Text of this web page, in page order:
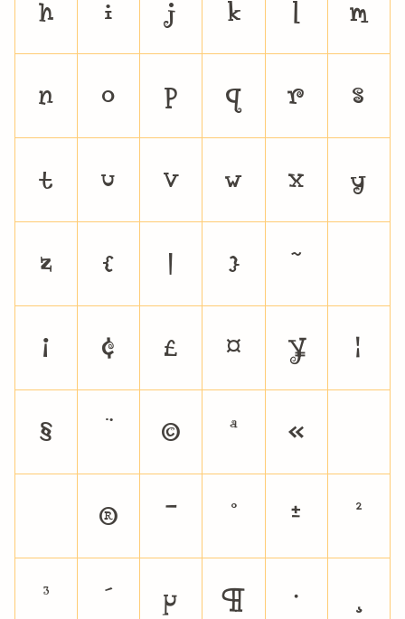
h i j k l m
n o p q r s
t u v w x y
z { | } ~
¡ ¢ £ ¤ ¥ ¦
§ ¨ © ª «
® ¯ ° ± ²
³ ´ µ ¶ · ¸